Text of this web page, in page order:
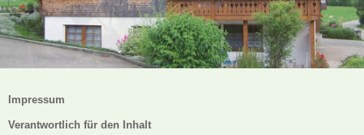
Impressum
Verantwortlich für den Inhalt